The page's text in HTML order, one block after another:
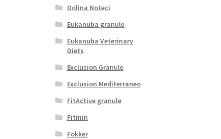
Dolina Noteci
Eukanuba granule
Eukanuba Veterinary
Diets
Exclusion Granule
Exclusion Mediterraneo
FitActive granule
Fitmin
Fokker